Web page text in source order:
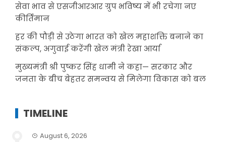
सेवा भाव से एसजीआरआर ग्रुप भविष्य में भी रचेगा नए
कीर्तिमान
हर की पौड़ी से उठेगा भारत को खेल महाशक्ति बनाने का
संकल्प, अगुवाई करेंगी खेल मंत्री रेखा आर्या
मुख्यमंत्री श्री पुष्कर सिंह धामी ने कहा— सरकार और
जनता के बीच बेहतर समन्वय से मिलेगा विकास को बल
TIMELINE
August 6, 2026